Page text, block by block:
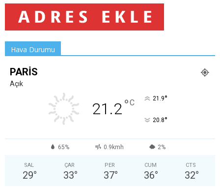
Hava Durumu
PARIS
Açık
21.2°C 21.9°
20.8°
65% 0.9kmh 2%
SAL
29°
ÇAR
33°
PER
37°
CUM
36°
CTS
32°